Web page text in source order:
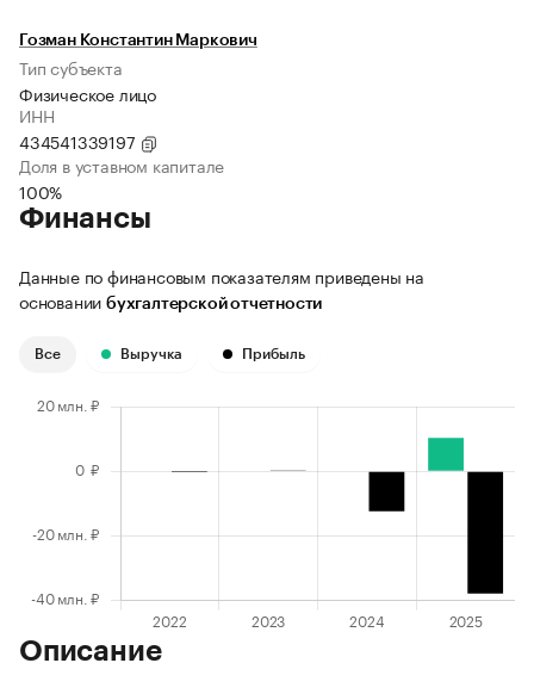
Гозман Константин Маркович
Тип субъекта
Физическое лицо
ИНН
434541339197
Доля в уставном капитале
100%
Финансы
Данные по финансовым показателям приведены на
основании бухгалтерской отчетности
Все Выручка Прибыль
Описание